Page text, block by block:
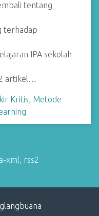
tentang
terhadap
IPA sekolah
artikel…
Kritis, Metode
xml, rss2